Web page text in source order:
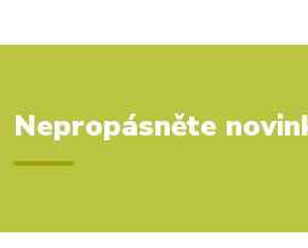
Nepropásněte